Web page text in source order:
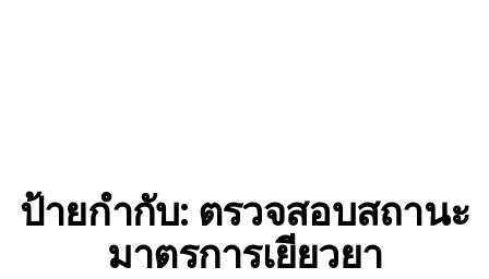
ป้ายกำกับ: ตรวจสอบสถานะ
มาตรการเยียวยา